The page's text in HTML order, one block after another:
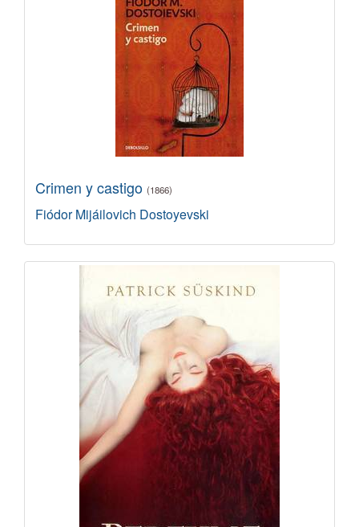
Crimen y castigo (1866)
Fiódor Mijáilovich Dostoyevski